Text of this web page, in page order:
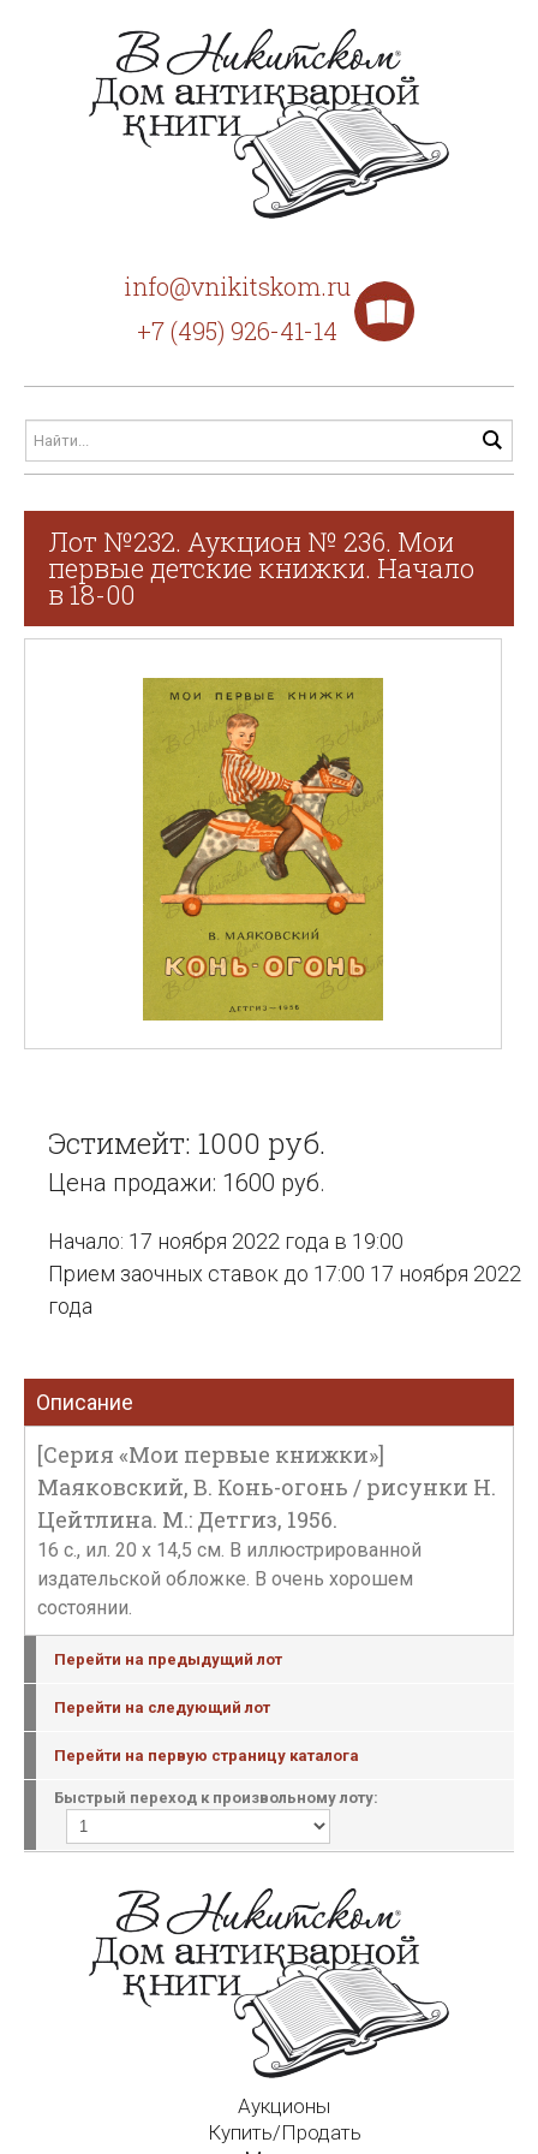
info@vnikitskom.ru
+7 (495) 926-41-14
Лот №232. Аукцион № 236. Мои
первые детские книжки. Начало
в 18-00
Эстимейт: 1000 руб.
Цена продажи: 1600 руб.
Начало: 17 ноября 2022 года в 19:00
Прием заочных ставок до 17:00 17 ноября 2022
года
Описание
[Серия «Мои первые книжки»]
Маяковский, В. Конь-огонь / рисунки Н.
Цейтлина. М.: Детгиз, 1956.
16 с., ил. 20 х 14,5 см. В иллюстрированной
издательской обложке. В очень хорошем
состоянии.
Перейти на предыдущий лот
Перейти на следующий лот
Перейти на первую страницу каталога
Быстрый переход к произвольному лоту:
Аукционы
Купить/Продать